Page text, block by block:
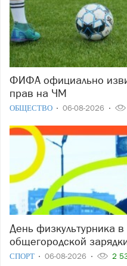
ФИФА официально извинилась за планы продажи
прав на ЧМ
ОБЩЕСТВО 06-08-2026
День физкультурника в Вологде стартует с
общегородской
СПОРТ 06-08-2026 2